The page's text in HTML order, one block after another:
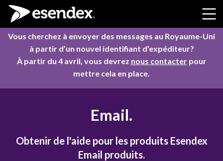
Skip to content
Vous cherchez à envoyer des messages au Royaume-Uni
à partir d’un nouvel identifiant d’expéditeur?
À partir du 4 avril, vous devrez nous contacterpour
mettre cela en place.
Email.
Obtenir de l'aide pour les produits Esendex
Email produits.